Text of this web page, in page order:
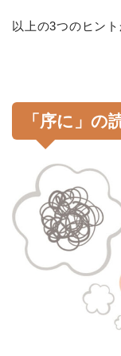
以上の3つのヒン
「序に」の